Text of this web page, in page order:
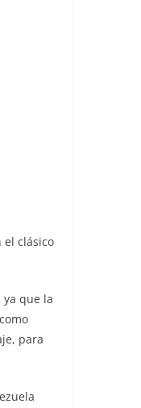
el clásico
que la
para